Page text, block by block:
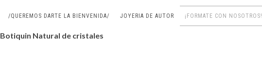
/QUEREMOS DARTE LA BIENVENIDA/ JOYERIA DE AUTOR ¡FORMATE CON NOSOTROS!
Botiquin Natural de cristales